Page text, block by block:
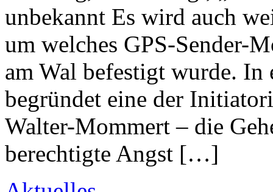
unbekannt Es wird auch
um welches GPS-Sender-
am Wal befestigt wurde.
begründet eine der
Walter-Mommert – die
berechtigte Angst […]